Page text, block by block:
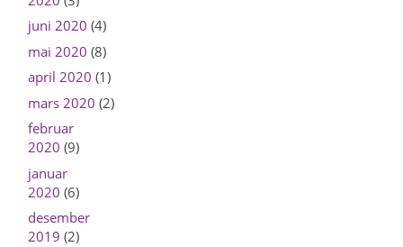
juni 2020 (4)
mai 2020 (8)
april 2020 (1)
mars 2020 (2)
februar
2020 (9)
januar
2020 (6)
desember
2019 (2)